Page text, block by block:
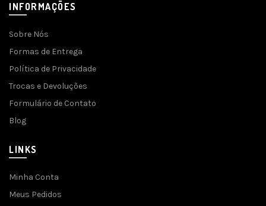
INFORMAÇÕES
Sobre Nós
Formas de Entrega
Política de Privacidade
Trocas e Devoluções
Formulário de Contato
Blog
LINKS
Minha Conta
Meus Pedidos